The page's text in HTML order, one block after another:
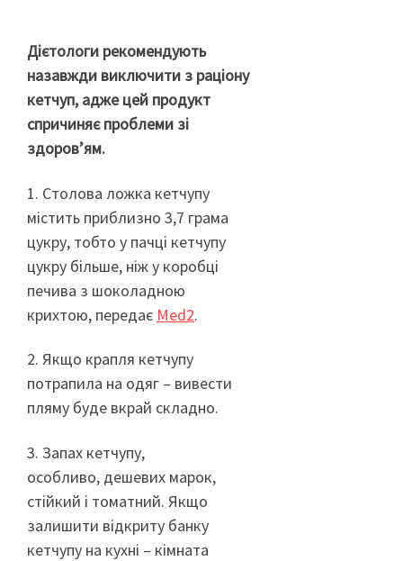
Дієтологи рекомендують
назавжди виключити з раціону
кетчуп, адже цей продукт
спричиняє проблеми зі
здоров’ям.
1. Столова ложка кетчупу
містить приблизно 3,7 грама
цукру, тобто у пачці кетчупу
цукру більше, ніж у коробці
печива з шоколадною
крихтою, передає Мed2.
2. Якщо крапля кетчупу
потрапила на одяг – вивести
пляму буде вкрай складно.
3. Запах кетчупу,
особливо, дешевих марок,
стійкий і томатний. Якщо
залишити відкриту банку
кетчупу на кухні – кімната